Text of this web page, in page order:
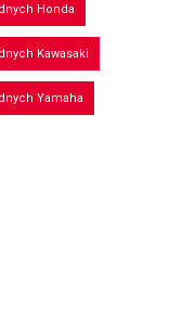
Honda
Kawasaki
Yamaha